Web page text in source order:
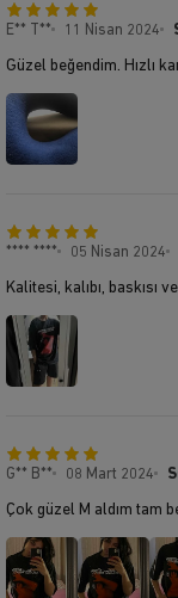
E** T** 11 Nisan 2024
Güzel beğendim. Hızlı
**** **** 05 Nisan 2024
Kalitesi, kalıbı, baskısı
G** B** 08 Mart 2024
Çok güzel M aldım tam